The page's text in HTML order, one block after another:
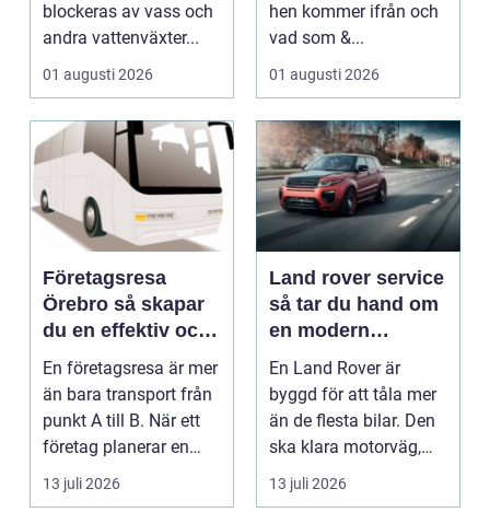
blockeras av vass och
andra vattenväxter...
01 augusti 2026
hen kommer ifrån och
vad som &...
01 augusti 2026
Företagsresa
Örebro så skapar
du en effektiv och
minnesvärd resa
En företagsresa är mer
än bara transport från
punkt A till B. När ett
företag planerar en
resa för m...
13 juli 2026
Land rover service
så tar du hand om
en modern
klassiker
En Land Rover är
byggd för att tåla mer
än de flesta bilar. Den
ska klara motorväg,
stadstrafik, gru...
13 juli 2026